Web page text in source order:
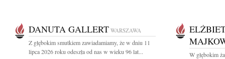
DANUTA GALLERT WARSZAWA
Z głębokim smutkiem zawiadamiamy, że w dniu 11
lipca 2026 roku odeszła od nas w wieku 96 lat...
W głębokim